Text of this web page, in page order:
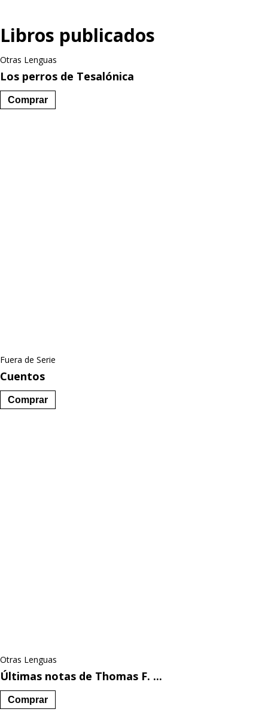
Libros publicados
Otras Lenguas
Los perros de Tesalónica
Comprar
Fuera de Serie
Cuentos
Comprar
Otras Lenguas
Últimas notas de Thomas F. ...
Comprar